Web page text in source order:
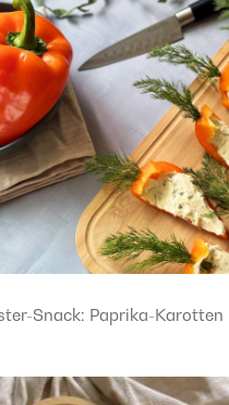
Snack: Paprika-Karotten